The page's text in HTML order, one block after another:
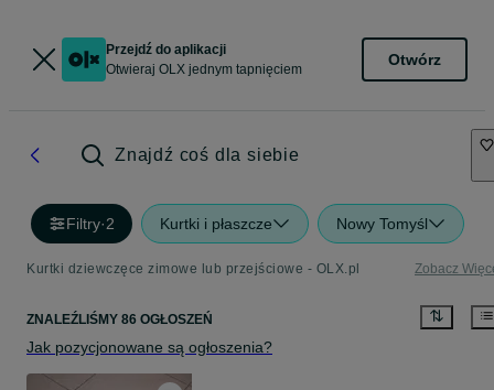
Przejdź do aplikacji
Otwieraj OLX jednym tapnięciem
Otwórz
Znajdź coś dla siebie
Filtry·2 Kurtki i płaszcze Nowy Tomyśl
Kurtki dziewczęce zimowe lub przejściowe - OLX.pl Zobacz
ZNALEŹLIŚMY 86 OGŁOSZEŃ
Jak pozycjonowane są ogłoszenia?